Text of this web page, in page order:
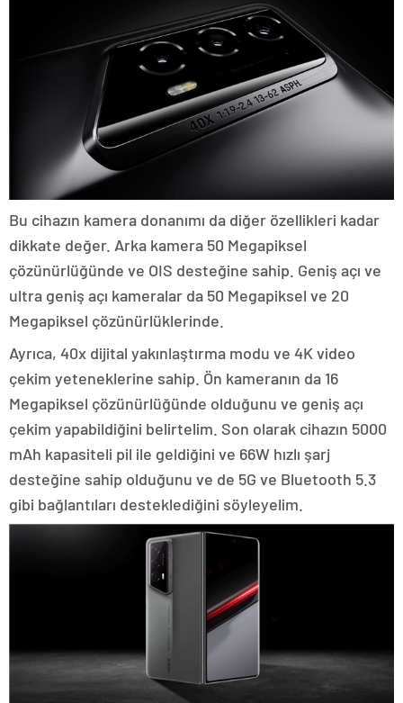
Bu cihazın kamera donanımı da diğer özellikleri kadar
dikkate değer. Arka kamera 50 Megapiksel
çözünürlüğünde ve OIS desteğine sahip. Geniş açı ve
ultra geniş açı kameralar da 50 Megapiksel ve 20
Megapiksel çözünürlüklerinde.
Ayrıca, 40x dijital yakınlaştırma modu ve 4K video
çekim yeteneklerine sahip. Ön kameranın da 16
Megapiksel çözünürlüğünde olduğunu ve geniş açı
çekim yapabildiğini belirtelim. Son olarak cihazın 5000
mAh kapasiteli pil ile geldiğini ve 66W hızlı şarj
desteğine sahip olduğunu ve de 5G ve Bluetooth 5.3
gibi bağlantıları desteklediğini söyleyelim.